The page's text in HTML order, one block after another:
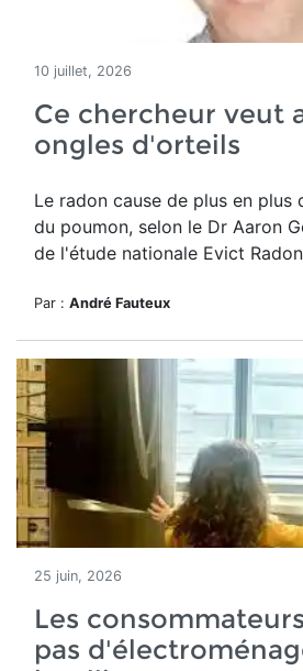
10 juillet, 2026
Ce chercheur veut
ongles d'orteils
Le radon cause de plus en plus
du poumon, selon le Dr Aaron
de l'étude nationale Evict
Par : André Fauteux
25 juin, 2026
Les
pas